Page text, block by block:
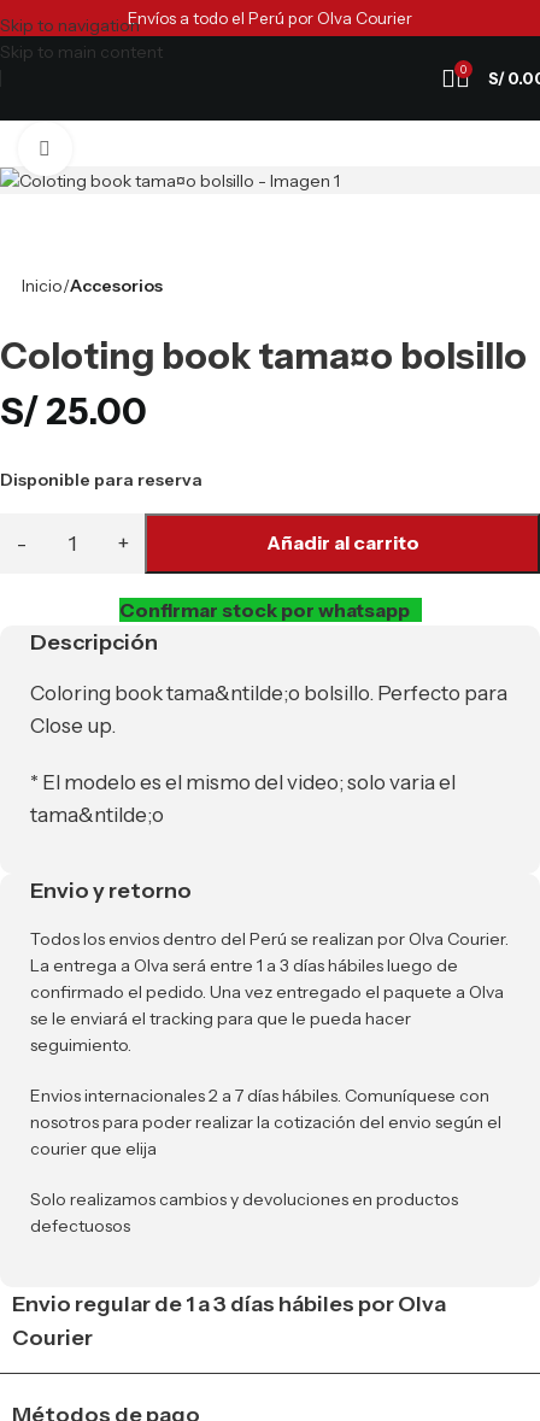
Skip to navigation
Skip to main content
Envíos a todo el Perú por Olva Courier
0 S/
Inicio Accesorios
Coloting book tama¤o bolsillo
S/25.00
Disponible para reserva
Añadir al carrito
Confirmar stock por whatsapp
Descripción
Coloring book tama&ntilde;o bolsillo. Perfecto para
Close up.
* El modelo es el mismo del video; solo varia el
tama&ntilde;o
Envio y retorno
Todos los envios dentro del Perú se realizan por Olva Courier.
La entrega a Olva será entre 1 a 3 días hábiles luego de
confirmado el pedido. Una vez entregado el paquete a Olva
se le enviará el tracking para que le pueda hacer
seguimiento.
Envios internacionales 2 a 7 días hábiles. Comuníquese con
nosotros para poder realizar la cotización del envio según el
courier que elija
Solo realizamos cambios y devoluciones en productos
defectuosos
Envio regular de 1 a 3 días hábiles por Olva
Courier
Métodos de pago